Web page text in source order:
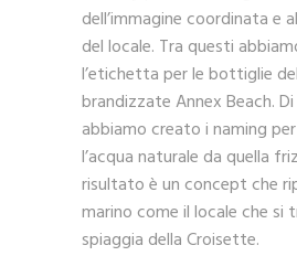
dell’immagine coordinata e
del locale. Tra questi
l’etichetta per le bottiglie
brandizzate Annex Beach.
abbiamo creato i naming
l’acqua naturale da quella
risultato è un concept che
marino come il locale che si
spiaggia della Croisette.